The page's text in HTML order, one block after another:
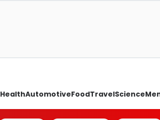
HealthAutomotiveFoodTravelScience